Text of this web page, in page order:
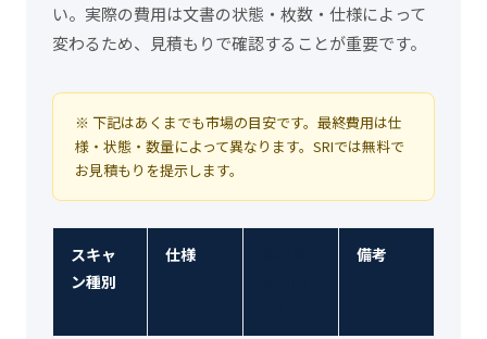
い。実際の費用は文書の状態・枚数・仕様によって
変わるため、見積もりで確認することが重要です。
※ 下記はあくまでも市場の目安です。最終費用は仕
様・状態・数量によって異なります。SRIでは無料で
お見積もりを提示します。
スキャ
ン種別
仕様 備考